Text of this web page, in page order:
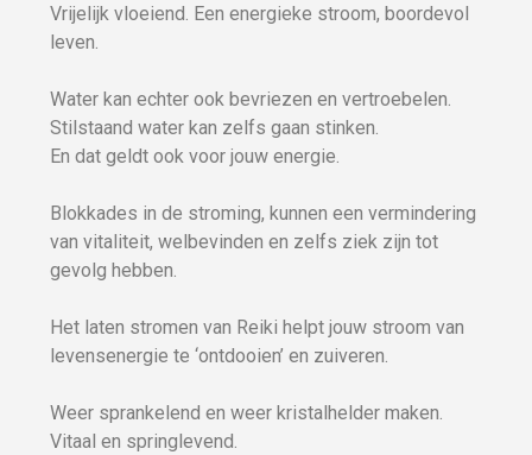
Vrijelijk vloeiend. Een energieke stroom, boordevol
leven.
Water kan echter ook bevriezen en vertroebelen.
Stilstaand water kan zelfs gaan stinken.
En dat geldt ook voor jouw energie.
Blokkades in de stroming, kunnen een vermindering
van vitaliteit, welbevinden en zelfs ziek zijn tot
gevolg hebben.
Het laten stromen van Reiki helpt jouw stroom van
levensenergie te ‘ontdooien’ en zuiveren.
Weer sprankelend en weer kristalhelder maken.
Vitaal en springlevend.